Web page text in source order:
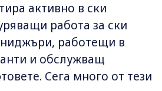
активно в ски
работа за ски
работещи в
и обслужващ
Сега много от тези